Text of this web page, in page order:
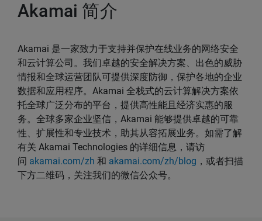
Akamai 简介
Akamai 是一家致力于支持并保护在线业务的网络安全
和云计算公司。我们卓越的安全解决方案、出色的威胁
情报和全球运营团队可提供深度防御，保护各地的企业
数据和应用程序。Akamai 全栈式的云计算解决方案依
托全球广泛分布的平台，提供高性能且经济实惠的服
务。全球多家企业坚信，Akamai 能够提供卓越的可靠
性、扩展性和专业技术，助其从容拓展业务。如需了解
有关 Akamai Technologies 的详细信息，请访
问 akamai.com/zh 和 akamai.com/zh/blog ，或者扫描
下方二维码，关注我们的微信公众号。